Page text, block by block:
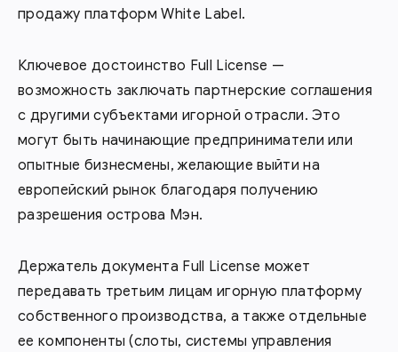
продажу платформ White Label.
Ключевое достоинство Full License —
возможность заключать партнерские соглашения
с другими субъектами игорной отрасли. Это
могут быть начинающие предприниматели или
опытные бизнесмены, желающие выйти на
европейский рынок благодаря получению
разрешения острова Мэн.
Держатель документа Full License может
передавать третьим лицам игорную платформу
собственного производства, а также отдельные
ее компоненты (слоты, системы управления